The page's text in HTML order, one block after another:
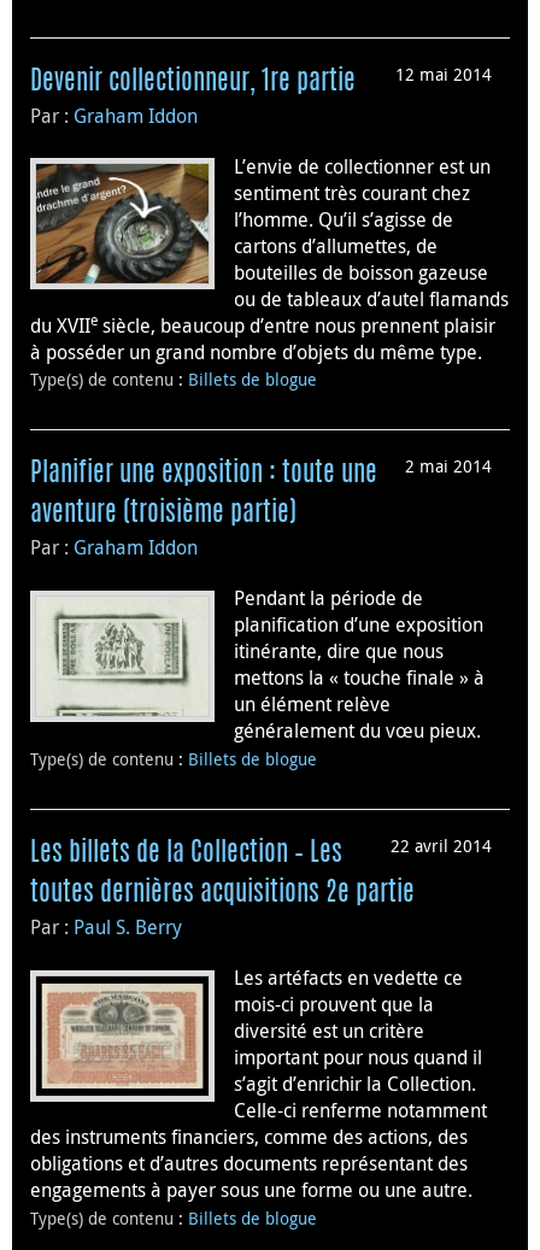
12 mai 2014
Devenir collectionneur, 1re partie
Par : Graham Iddon
L’envie de collectionner est un
sentiment très courant chez
l’homme. Qu’il s’agisse de
cartons d’allumettes, de
bouteilles de boisson gazeuse
ou de tableaux d’autel flamands
du XVIIe siècle, beaucoup d’entre nous prennent plaisir
à posséder un grand nombre d’objets du même type.
Type(s) de contenu : Billets de blogue
2 mai 2014
Planifier une exposition : toute une
aventure (troisième partie)
Par : Graham Iddon
Pendant la période de
planification d’une exposition
itinérante, dire que nous
mettons la « touche finale » à
un élément relève
généralement du vœu pieux.
Type(s) de contenu : Billets de blogue
22 avril 2014
Les billets de la Collection – Les
toutes dernières acquisitions 2e partie
Par : Paul S. Berry
Les artéfacts en vedette ce
mois-ci prouvent que la
diversité est un critère
important pour nous quand il
s’agit d’enrichir la Collection.
Celle-ci renferme notamment
des instruments financiers, comme des actions, des
obligations et d’autres documents représentant des
engagements à payer sous une forme ou une autre.
Type(s) de contenu : Billets de blogue